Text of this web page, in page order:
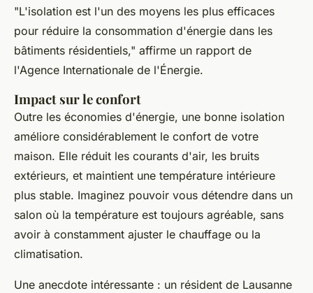
"L'isolation est l'un des moyens les plus efficaces
pour réduire la consommation d'énergie dans les
bâtiments résidentiels," affirme un rapport de
l'Agence Internationale de l'Énergie.
Impact sur le confort
Outre les économies d'énergie, une bonne isolation
améliore considérablement le confort de votre
maison. Elle réduit les courants d'air, les bruits
extérieurs, et maintient une température intérieure
plus stable. Imaginez pouvoir vous détendre dans un
salon où la température est toujours agréable, sans
avoir à constamment ajuster le chauffage ou la
climatisation.
Une anecdote intéressante : un résident de Lausanne